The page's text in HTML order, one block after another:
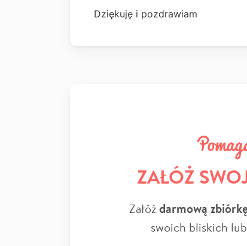
Dziękuję i pozdrawiam
ZAŁÓŻ
Załóżdarmową
swoich bliskich